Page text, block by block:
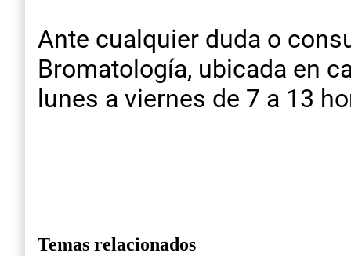
Ante cualquier duda o
Bromatología, ubicada en
lunes a viernes de 7 a 13
Temas relacionados